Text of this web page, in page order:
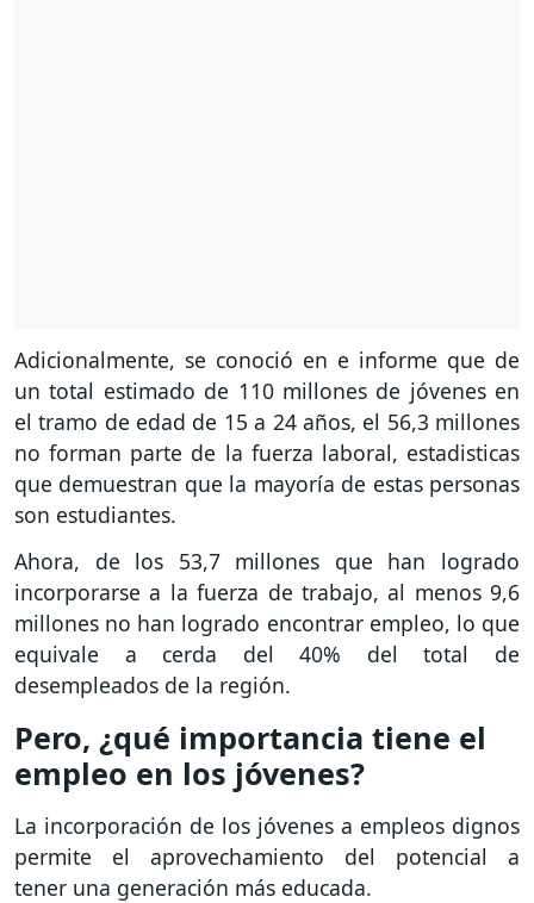
Adicionalmente, se conoció en e informe que de
un total estimado de 110 millones de jóvenes en
el tramo de edad de 15 a 24 años, el 56,3 millones
no forman parte de la fuerza laboral, estadisticas
que demuestran que la mayoría de estas personas
son estudiantes.
Ahora, de los 53,7 millones que han logrado
incorporarse a la fuerza de trabajo, al menos 9,6
millones no han logrado encontrar empleo, lo que
equivale a cerda del 40% del total de
desempleados de la región.
Pero, ¿qué importancia tiene el
empleo en los jóvenes?
La incorporación de los jóvenes a empleos dignos
permite el aprovechamiento del potencial a
tener una generación más educada.